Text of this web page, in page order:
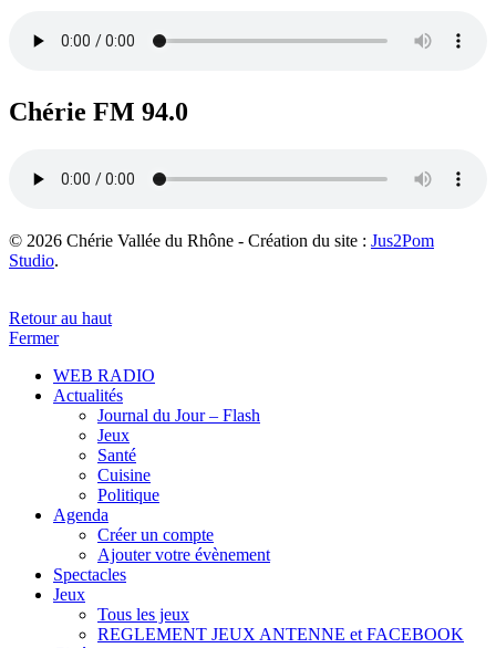
Chérie FM 94.0
© 2026 Chérie Vallée du Rhône - Création du site : Jus2Pom
Studio.
Retour au haut
Fermer
WEB RADIO
Actualités
Journal du Jour – Flash
Jeux
Santé
Cuisine
Politique
Agenda
Créer un compte
Ajouter votre évènement
Spectacles
Jeux
Tous les jeux
REGLEMENT JEUX ANTENNE et FACEBOOK